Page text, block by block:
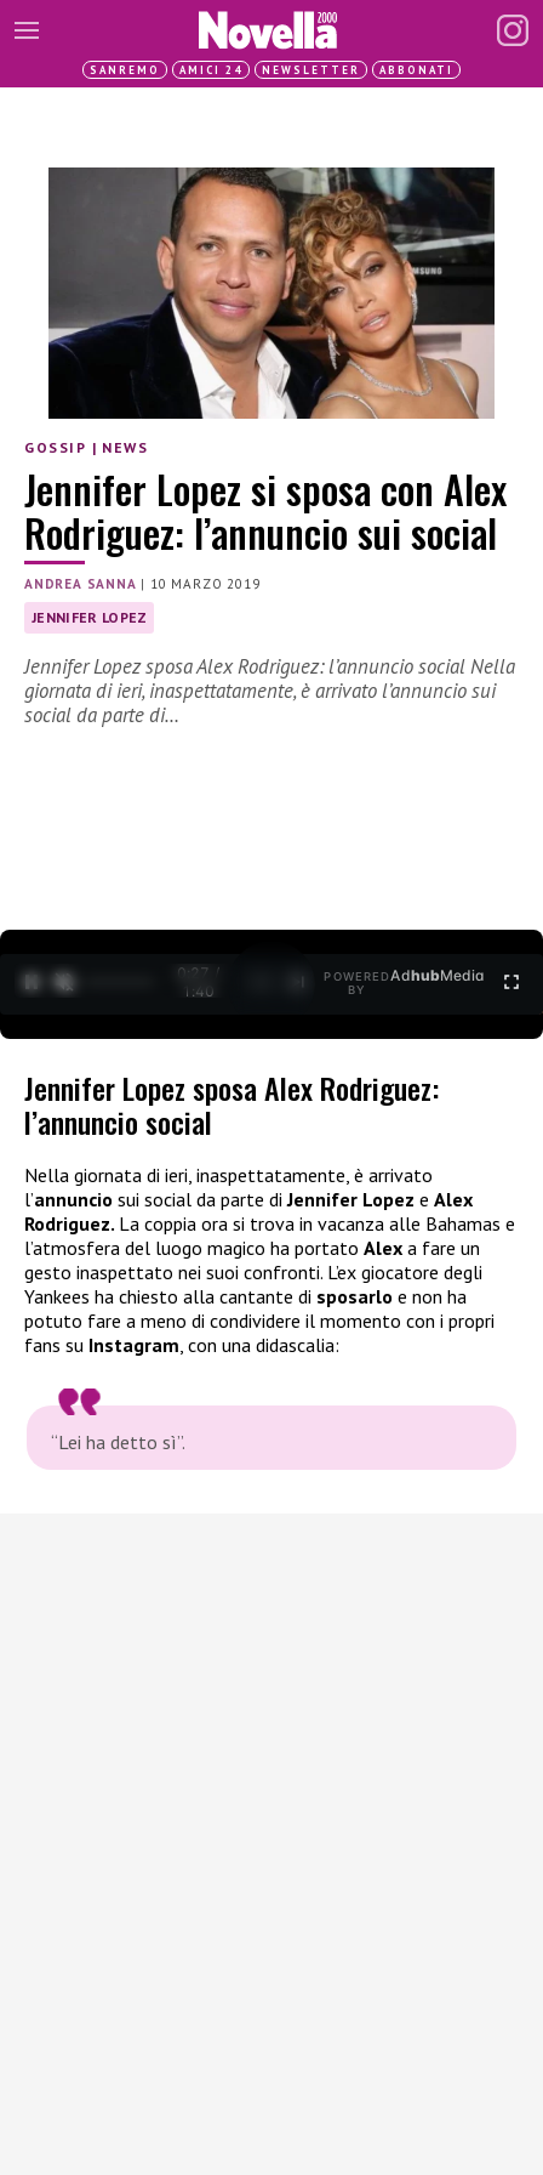
SANREMO AMICI 24 NEWSLETTER ABBONATI
GOSSIP | NEWS
Jennifer Lopez si sposa con Alex
Rodriguez: l’annuncio sui social
ANDREA SANNA | 10 MARZO 2019
JENNIFER LOPEZ
Jennifer Lopez sposa Alex Rodriguez: l’annuncio social Nella
giornata di ieri, inaspettatamente, è arrivato l’annuncio sui
social da parte di…
0:27 /
1:40
POWERED
BY
AdhubMedia
Jennifer Lopez sposa Alex Rodriguez:
l’annuncio social
Nella giornata di ieri, inaspettatamente, è arrivato
l’annuncio sui social da parte diJennifer Lopez e Alex
Rodriguez. La coppia ora si trova in vacanza alle Bahamas e
l’atmosfera del luogo magico ha portato Alex a fare un
gesto inaspettato nei suoi confronti. L’ex giocatore degli
Yankees ha chiesto alla cantante di sposarlo e non ha
potuto fare a meno di condividere il momento con i propri
fans su Instagram, con una didascalia:
“Lei ha detto sì”.